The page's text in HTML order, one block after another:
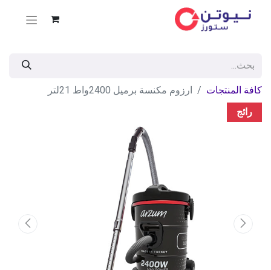
كافة المنتجات
ارزوم مكنسة برميل 2400واط 21لتر
رائج